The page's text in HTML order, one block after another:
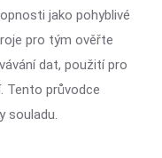
jako pohyblivé
pro tým ověřte
dat, použití pro
Tento průvodce
souladu.